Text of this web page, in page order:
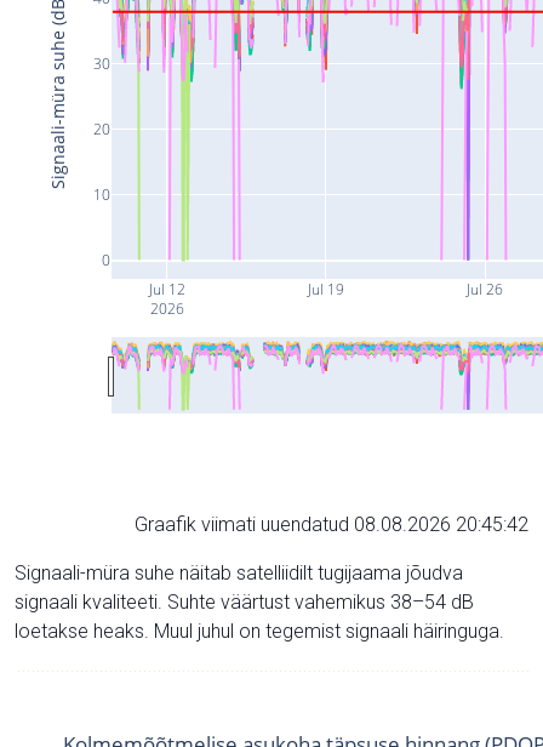
Jul 12
2026
Jul 19 Jul 26
0
10
20
30
Signaali-müra suhe (dB)
Graafik viimati uuendatud 08.08.2026 20:45:42
Signaali-müra suhe näitab satelliidilt tugijaama jõudva
signaali kvaliteeti. Suhte väärtust vahemikus 38–54 dB
loetakse heaks. Muul juhul on tegemist signaali häiringuga.